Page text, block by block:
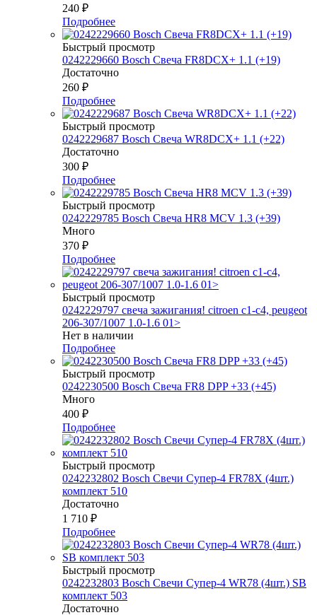
240 ₽
Подробнее
Быстрый просмотр
0242229660 Bosch Свеча FR8DCX+ 1.1 (+19)
Достаточно
260 ₽
Подробнее
Быстрый просмотр
0242229687 Bosch Свеча WR8DCX+ 1.1 (+22)
Достаточно
300 ₽
Подробнее
Быстрый просмотр
0242229785 Bosch Свеча HR8 MCV 1.3 (+39)
Много
370 ₽
Подробнее
Быстрый просмотр
0242229797 свеча зажигания! citroen c1-c4, peugeot
206-307/1007 1.0-1.6 01>
Нет в наличии
Подробнее
Быстрый просмотр
0242230500 Bosch Свеча FR8 DPP +33 (+45)
Много
400 ₽
Подробнее
Быстрый просмотр
0242232802 Bosch Свечи Супер-4 FR78Х (4шт.)
комплект 510
Достаточно
1 710 ₽
Подробнее
Быстрый просмотр
0242232803 Bosch Свечи Супер-4 WR78 (4шт.) SB
комплект 503
Достаточно